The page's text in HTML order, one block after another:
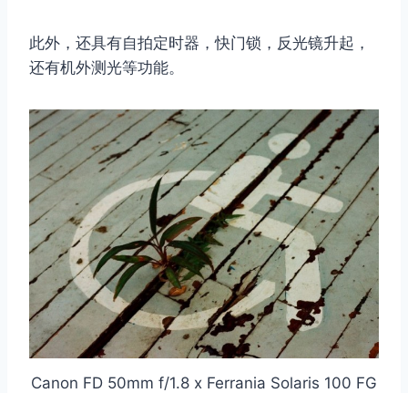
此外，还具有自拍定时器，快门锁，反光镜升起，
还有机外测光等功能。
Canon FD 50mm f/1.8 x Ferrania Solaris 100 FG